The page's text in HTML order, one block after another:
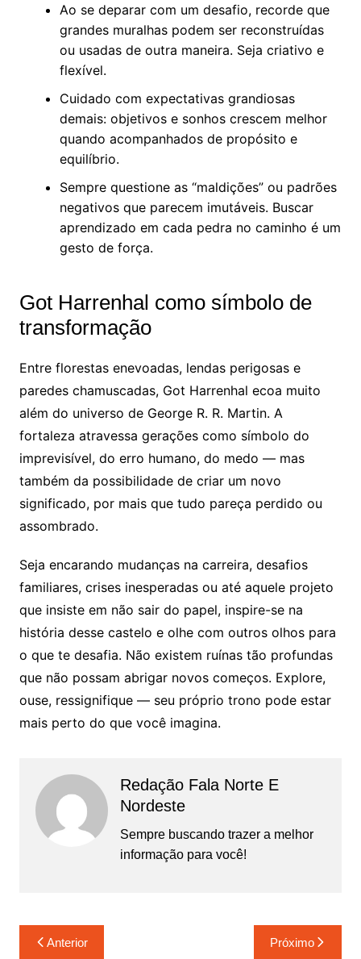
Ao se deparar com um desafio, recorde que
grandes muralhas podem ser reconstruídas
ou usadas de outra maneira. Seja criativo e
flexível.
Cuidado com expectativas grandiosas
demais: objetivos e sonhos crescem melhor
quando acompanhados de propósito e
equilíbrio.
Sempre questione as “maldições” ou padrões
negativos que parecem imutáveis. Buscar
aprendizado em cada pedra no caminho é um
gesto de força.
Got Harrenhal como símbolo de
transformação
Entre florestas enevoadas, lendas perigosas e
paredes chamuscadas, Got Harrenhal ecoa muito
além do universo de George R. R. Martin. A
fortaleza atravessa gerações como símbolo do
imprevisível, do erro humano, do medo — mas
também da possibilidade de criar um novo
significado, por mais que tudo pareça perdido ou
assombrado.
Seja encarando mudanças na carreira, desafios
familiares, crises inesperadas ou até aquele projeto
que insiste em não sair do papel, inspire-se na
história desse castelo e olhe com outros olhos para
o que te desafia. Não existem ruínas tão profundas
que não possam abrigar novos começos. Explore,
ouse, ressignifique — seu próprio trono pode estar
mais perto do que você imagina.
Redação Fala Norte E
Nordeste
Sempre buscando trazer a melhor
informação para você!
Navegação
Anterior Próximo